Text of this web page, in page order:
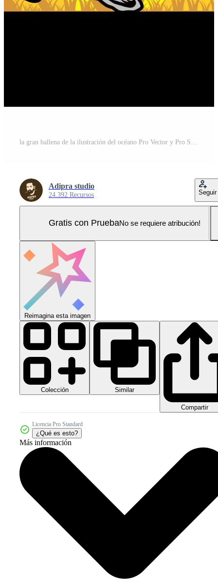
Adipra studio
24.392 Recursos Seguir
Gratis con PruebaNo se requiere atribución!
Reimagina esta imagen
Colección Similar
Compartir
Licencia Pro Standard
¿Qué es esto?
Más información